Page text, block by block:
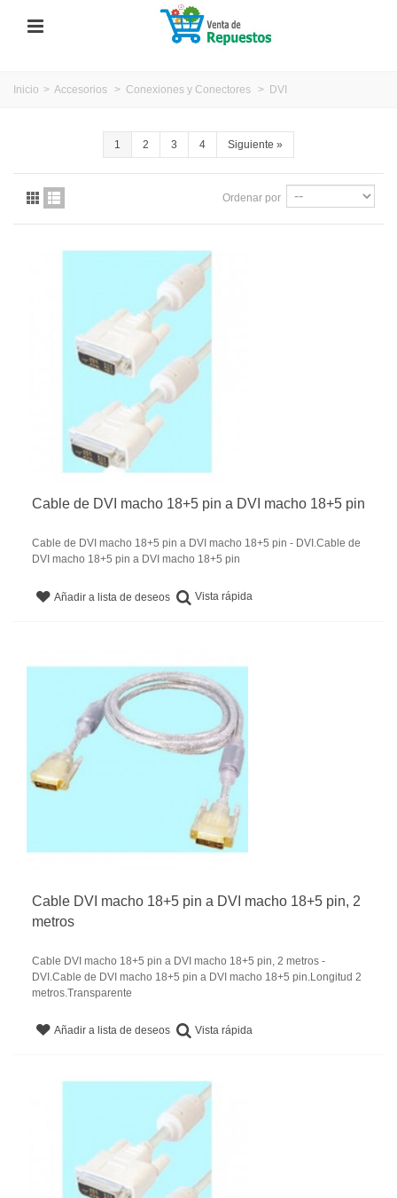
Inicio > Accesorios > Conexiones y Conectores > DVI
1 2 3 4 Siguiente »
Ordenar por
Cable de DVI macho 18+5 pin a DVI macho 18+5 pin
Cable de DVI macho 18+5 pin a DVI macho 18+5 pin - DVI.Cable de
DVI macho 18+5 pin a DVI macho 18+5 pin
Añadir a lista de deseos Vista rápida
Cable DVI macho 18+5 pin a DVI macho 18+5 pin, 2
metros
Cable DVI macho 18+5 pin a DVI macho 18+5 pin, 2 metros -
DVI.Cable de DVI macho 18+5 pin a DVI macho 18+5 pin.Longitud 2
metros.Transparente
Añadir a lista de deseos Vista rápida